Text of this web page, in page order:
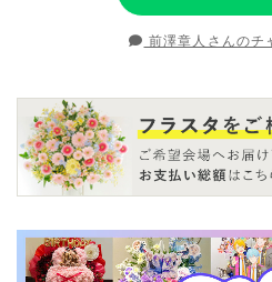
前澤章人さんのチ